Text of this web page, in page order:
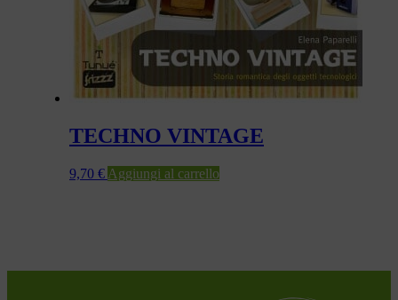
TECHNO VINTAGE
9,70 € Aggiungi al carrello